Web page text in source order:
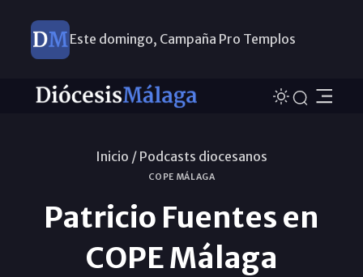
Este domingo, Campaña Pro Templos
Inicio / Podcasts diocesanos
COPE MÁLAGA
Patricio Fuentes en
COPE Málaga